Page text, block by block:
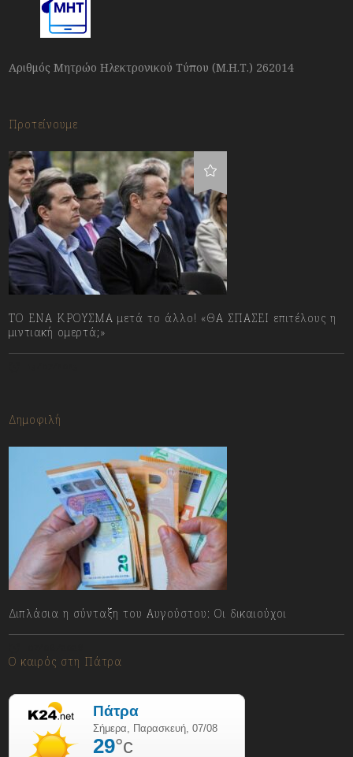
Αριθμός Μητρώο Ηλεκτρονικού Τύπου (Μ.Η.Τ.) 262014
Προτείνουμε
ΤΟ ΕΝΑ ΚΡΟΥΣΜΑ μετά το άλλο! «ΘΑ ΣΠΑΣΕΙ επιτέλους η
μιντιακή ομερτά;»
Δημοφιλή
Διπλάσια η σύνταξη του Αυγούστου: Οι δικαιούχοι
Ο καιρός στη Πάτρα